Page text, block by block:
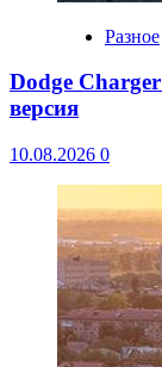
Разное
Dodge
версия
10.08.2026 0